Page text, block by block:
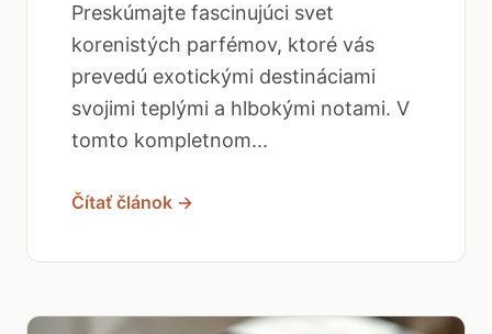
Preskúmajte fascinujúci svet
korenistých parfémov, ktoré vás
prevedú exotickými destináciami
svojimi teplými a hlbokými notami. V
tomto kompletnom...
Čítať článok →